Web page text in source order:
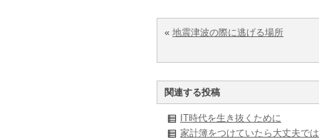
« 地震津波の際に逃げる場所
関連する投稿
IT時代を生き抜くために
家計簿をつけていたら大丈夫で